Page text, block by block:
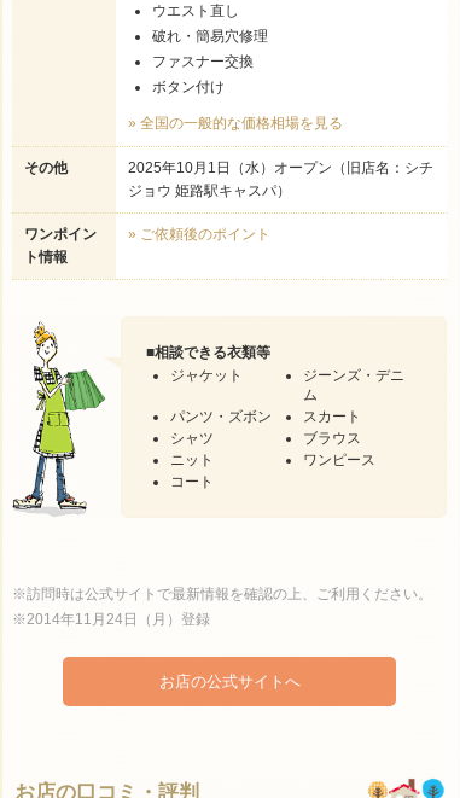
ウエスト直し
破れ・簡易穴修理
ファスナー交換
ボタン付け
» 全国の一般的な価格相場を見る
その他
2025年10月1日（水）オープン（旧店名：シチ
ジョウ 姫路駅キャスパ）
ワンポイン
ト情報
» ご依頼後のポイント
■相談できる衣類等
ジャケット
ジーンズ・デニ
ム
パンツ・ズボン
スカート
シャツ
ブラウス
ニット
ワンピース
コート
※訪問時は公式サイトで最新情報を確認の上、ご利用ください。
※2014年11月24日（月）登録
お店の公式サイトへ
お店の口コミ・評判